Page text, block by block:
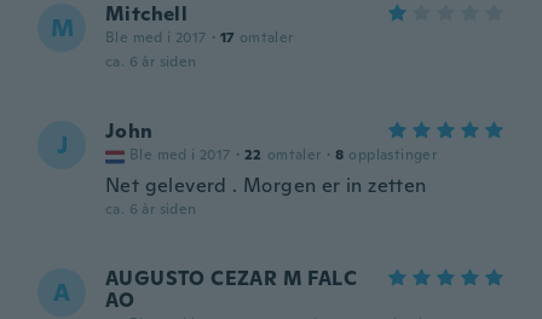
M Mitchell
Ble med i 2017 · 17 omtaler
ca. 6 år siden
J John
Ble med i 2017 · 22 omtaler · 8 opplastinger
Net geleverd . Morgen er in zetten
ca. 6 år siden
A
AUGUSTO CEZAR M FALC
AO